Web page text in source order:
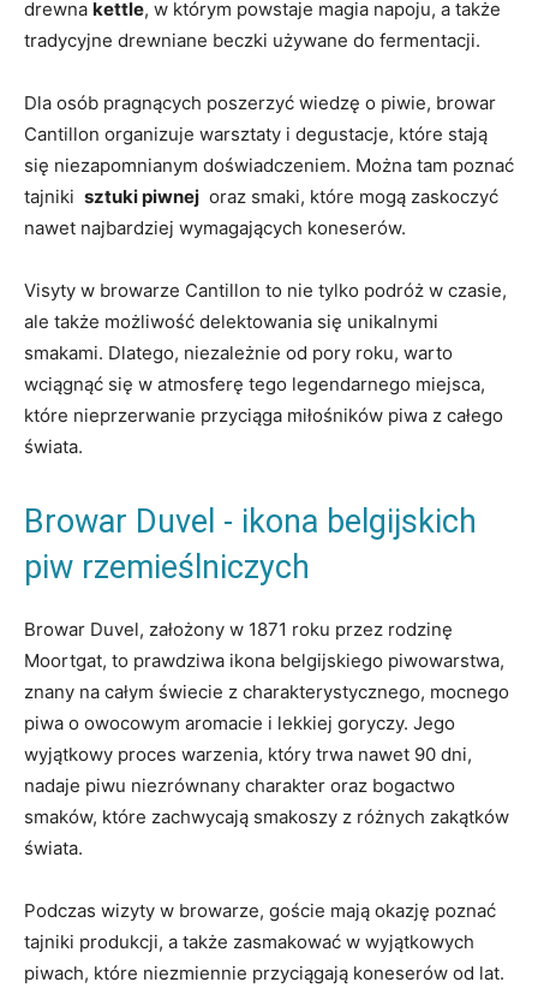
drewna kettle, w którym powstaje magia napoju, a także⁤
tradycyjne drewniane⁤ beczki używane do fermentacji.
Dla ‍osób pragnących poszerzyć‍ wiedzę​ o piwie,‍ browar
Cantillon organizuje warsztaty​ i degustacje, które⁣ stają
się niezapomnianym‍ doświadczeniem.‍ Można tam poznać
tajniki ⁣ sztuki piwnej ⁤ oraz smaki,​ które ‌mogą zaskoczyć
⁣nawet najbardziej wymagających koneserów.
Visyty w browarze Cantillon to nie tylko podróż w czasie,
‍ale także ⁤możliwość ⁢delektowania się⁢ unikalnymi
smakami. ⁢Dlatego, niezależnie ​od ‍pory roku,‍ warto
wciągnąć się w atmosferę‌ tego legendarnego miejsca, ​
które nieprzerwanie przyciąga ⁢miłośników piwa⁣ z ⁣całego
świata.
Browar Duvel ⁣- ikona belgijskich
piw rzemieślniczych
Browar Duvel, ⁤założony‍ w 1871 roku ​przez⁢ rodzinę
Moortgat, ‌to prawdziwa ⁤ikona ⁢belgijskiego piwowarstwa,⁤
znany na‍ całym ⁤świecie⁤ z ⁤charakterystycznego, mocnego
piwa o owocowym aromacie i lekkiej goryczy. Jego
wyjątkowy‍ proces warzenia, który trwa nawet 90 dni,
nadaje piwu niezrównany charakter oraz ⁢bogactwo
⁤smaków, które zachwycają smakoszy z‌ różnych zakątków⁢
świata.
Podczas ‍wizyty w browarze, goście mają okazję poznać
tajniki produkcji, ‍a także zasmakować w wyjątkowych
piwach, które niezmiennie przyciągają koneserów⁣ od lat. ​